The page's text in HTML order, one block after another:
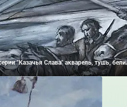
"Казачья Слава" акварель, тушь,